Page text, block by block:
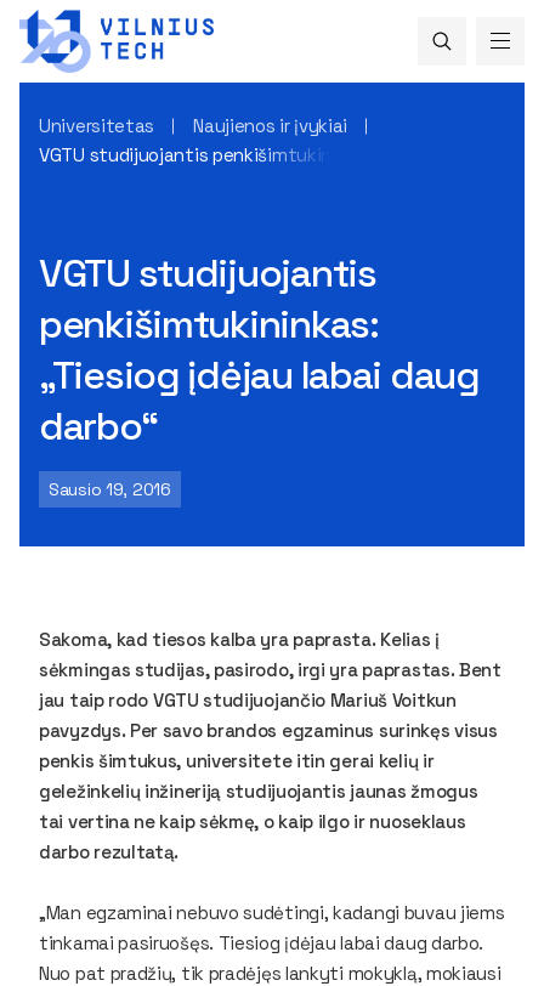
Universitetas
Naujienos ir įvykiai
VGTU studijuojantis penkišimtukininkas: „Tiesiog įdėjau
VGTU studijuojantis
penkišimtukininkas:
„Tiesiog įdėjau labai daug
darbo“
Sausio 19, 2016
Sakoma, kad tiesos kalba yra paprasta. Kelias į
sėkmingas studijas, pasirodo, irgi yra paprastas. Bent
jau taip rodo VGTU studijuojančio Mariuš Voitkun
pavyzdys. Per savo brandos egzaminus surinkęs visus
penkis šimtukus, universitete itin gerai kelių ir
geležinkelių inžineriją studijuojantis jaunas žmogus
tai vertina ne kaip sėkmę, o kaip ilgo ir nuoseklaus
darbo rezultatą.
„Man egzaminai nebuvo sudėtingi, kadangi buvau jiems
tinkamai pasiruošęs. Tiesiog įdėjau labai daug darbo.
Nuo pat pradžių, tik pradėjęs lankyti mokyklą, mokiausi